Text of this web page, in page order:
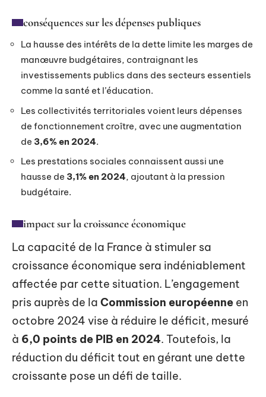
conséquences sur les dépenses publiques
La hausse des intérêts de la dette limite les marges de
manœuvre budgétaires, contraignant les
investissements publics dans des secteurs essentiels
comme la santé et l’éducation.
Les collectivités territoriales voient leurs dépenses
de fonctionnement croître, avec une augmentation
de 3,6% en 2024.
Les prestations sociales connaissent aussi une
hausse de 3,1% en 2024, ajoutant à la pression
budgétaire.
impact sur la croissance économique
La capacité de la France à stimuler sa
croissance économique sera indéniablement
affectée par cette situation. L’engagement
pris auprès de la Commission européenne en
octobre 2024 vise à réduire le déficit, mesuré
à 6,0 points de PIB en 2024. Toutefois, la
réduction du déficit tout en gérant une dette
croissante pose un défi de taille.